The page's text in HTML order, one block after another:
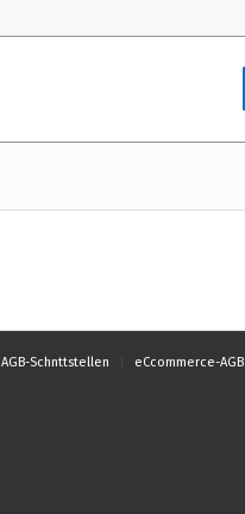
AGB-Schnttstellen eCcommerce-AGB